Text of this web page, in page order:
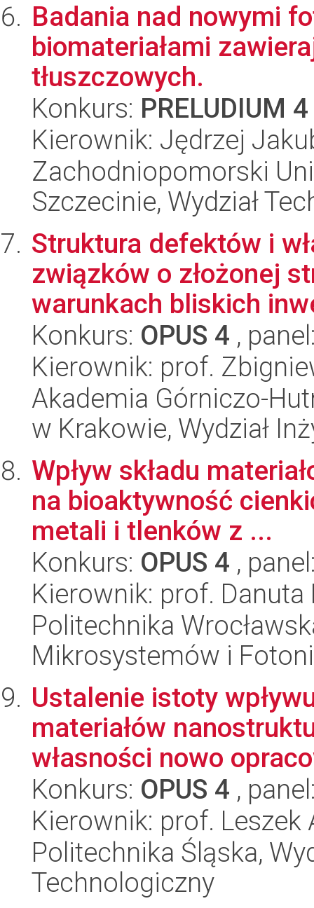
Badania nad nowymi
biomateriałami
tłuszczowych.
Konkurs: PRELUDIUM 4
Kierownik: Jędrzej
Zachodniopomorski
Szczecinie, Wydział
Struktura defektów i
związków o złożonej
warunkach bliskich
Konkurs: OPUS 4 ,
Kierownik: prof.
Akademia Górniczo-
w Krakowie, Wydział
Wpływ składu
na bioaktywność
metali i tlenków z ...
Konkurs: OPUS 4 ,
Kierownik: prof.
Politechnika
Mikrosystemów i
Ustalenie istoty
materiałów
własności nowo
Konkurs: OPUS 4 ,
Kierownik: prof. Leszek
Politechnika Śląska,
Technologiczny